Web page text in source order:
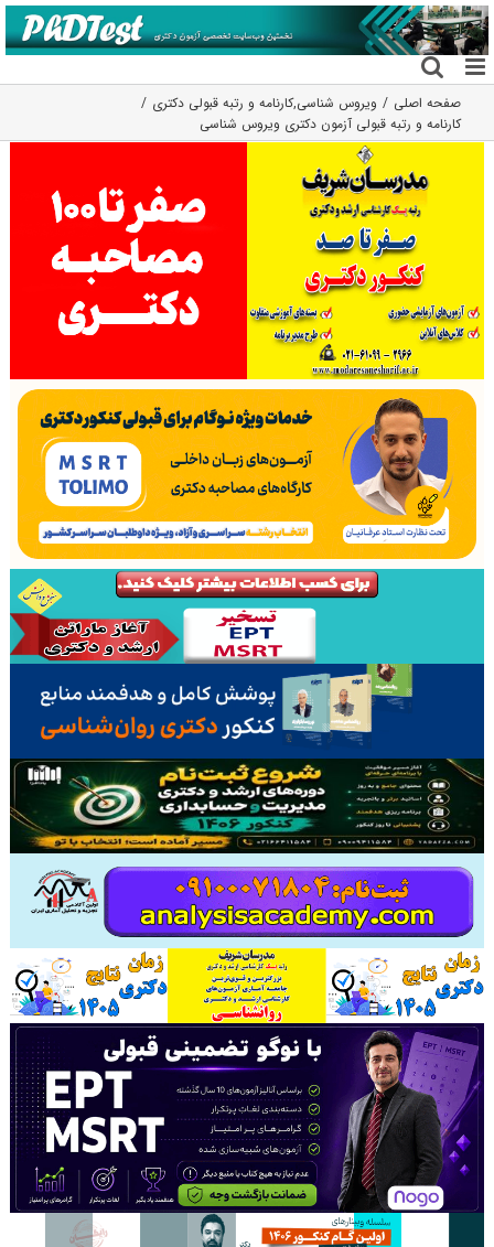
رفتن
به
محتوا
صفحه اصلی ویروس شناسی,کارنامه و رتبه قبولی دکتری
کارنامه و رتبه قبولی آزمون دکتری وﻳﺮوس ﺷﻨﺎسی